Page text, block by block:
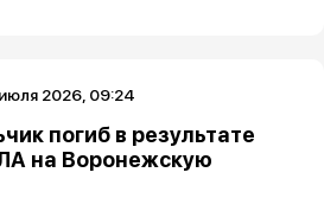
2026, 09:24
погиб в результате
на Воронежскую